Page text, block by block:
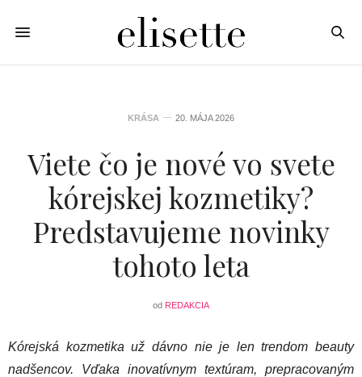
KRÁSA 20. MÁJA 2026
Viete čo je nové vo svete
kórejskej kozmetiky?
Predstavujeme novinky
tohoto leta
od REDAKCIA
Kórejská kozmetika už dávno nie je len trendom beauty
nadšencov. Vďaka inovatívnym textúram, prepracovaným